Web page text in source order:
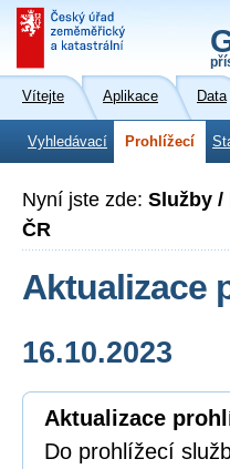
Vítejte Aplikace Data
Vyhledávací Prohlížecí
Nyní jste zde: Služby /
ČR
Aktualizace
16.10.2023
Aktualizace
Do prohlížecí